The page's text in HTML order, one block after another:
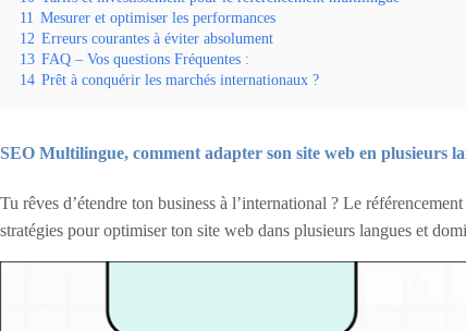
11 Mesurer et optimiser les performances
12 Erreurs courantes à éviter absolument
13 FAQ – Vos questions Fréquentes :
14 Prêt à conquérir les marchés internationaux ?
SEO Multilingue, comment adapter son site web en plusieurs
Tu rêves d’étendre ton business à l’international ? Le
stratégies pour optimiser ton site web dans plusieurs langues et